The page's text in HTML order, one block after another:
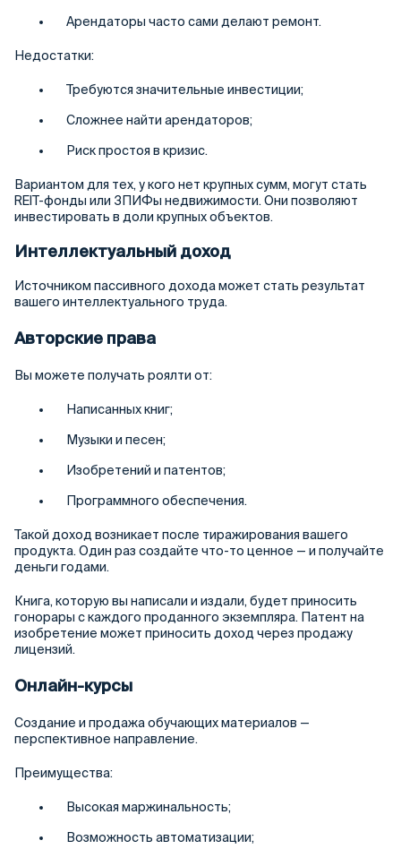
Арендаторы часто сами делают ремонт.
Недостатки:
Требуются значительные инвестиции;
Сложнее найти арендаторов;
Риск простоя в кризис.
Вариантом для тех, у кого нет крупных сумм, могут стать
REIT-фонды или ЗПИФы недвижимости. Они позволяют
инвестировать в доли крупных объектов.
Интеллектуальный доход
Источником пассивного дохода может стать результат
вашего интеллектуального труда.
Авторские права
Вы можете получать роялти от:
Написанных книг;
Музыки и песен;
Изобретений и патентов;
Программного обеспечения.
Такой доход возникает после тиражирования вашего
продукта. Один раз создайте что-то ценное — и получайте
деньги годами.
Книга, которую вы написали и издали, будет приносить
гонорары с каждого проданного экземпляра. Патент на
изобретение может приносить доход через продажу
лицензий.
Онлайн-курсы
Создание и продажа обучающих материалов —
перспективное направление.
Преимущества:
Высокая маржинальность;
Возможность автоматизации;